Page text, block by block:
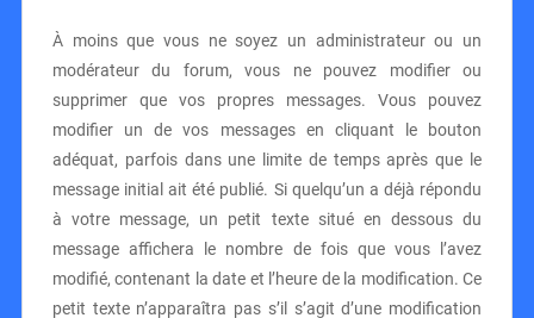
À moins que vous ne soyez un administrateur ou un
modérateur du forum, vous ne pouvez modifier ou
supprimer que vos propres messages. Vous pouvez
modifier un de vos messages en cliquant le bouton
adéquat, parfois dans une limite de temps après que le
message initial ait été publié. Si quelqu’un a déjà répondu
à votre message, un petit texte situé en dessous du
message affichera le nombre de fois que vous l’avez
modifié, contenant la date et l’heure de la modification. Ce
petit texte n’apparaîtra pas s’il s’agit d’une modification